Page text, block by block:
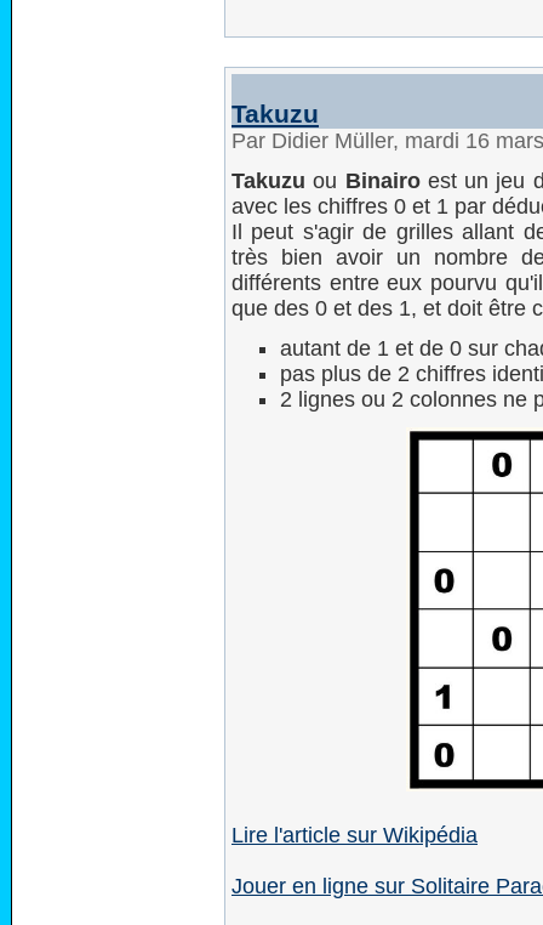
Takuzu
Par Didier Müller, mardi 16
Takuzu ou Binairoest un jeu
avec les chiffres 0 et 1 par
Il peut s'agir de grilles allant
très bien avoir un nombre
différents entre eux pourvu
que des 0 et des 1, et doit être
autant de 1 et de 0 sur
pas plus de 2 chiffres
2 lignes ou 2 colonnes ne
Lire l'article sur Wikipédia
Jouer en ligne sur Solitaire